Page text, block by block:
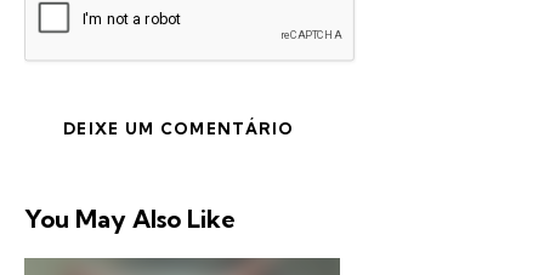
You May Also Like